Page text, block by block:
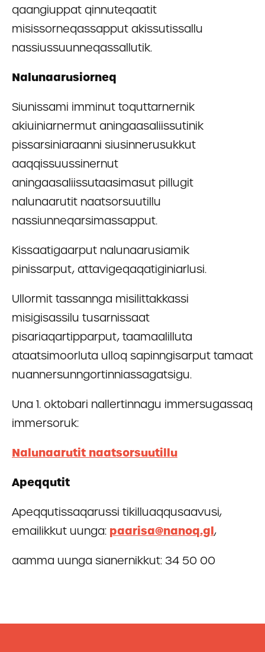
qaangiuppat qinnuteqaatit
misissorneqassapput akissutissallu
nassiussuunneqassallutik.
Nalunaarusiorneq
Siunissami imminut toquttarnernik
akiuiniarnermut aningaasaliissutinik
pissarsiniaraanni siusinnerusukkut
aaqqissuussinernut
aningaasaliissutaasimasut pillugit
nalunaarutit naatsorsuutillu
nassiunneqarsimassapput.
Kissaatigaarput nalunaarusiamik
pinissarput, attavigeqaqatiginiarlusi.
Ullormit tassannga misilittakkassi
misigisassilu tusarnissaat
pisariaqartipparput, taamaalilluta
ataatsimoorluta ulloq sapinngisarput tamaat
nuannersunngortinniassagatsigu.
Una 1. oktobari nallertinnagu immersugassaq
immersoruk:
Nalunaarutit naatsorsuutillu
Apeqqutit
Apeqqutissaqarussi tikilluaqqusaavusi,
emailikkut uunga: paarisa@nanoq.gl,
aamma uunga sianernikkut: 34 50 00